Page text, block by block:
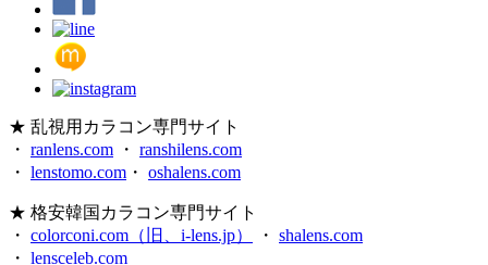
★ 乱視用カラコン専門サイト
・ ranlens.com ・ ranshilens.com
・ lenstomo.com ・ oshalens.com
★ 格安韓国カラコン専門サイト
・ colorconi.com（旧、i-lens.jp） ・ shalens.com
・ lensceleb.com